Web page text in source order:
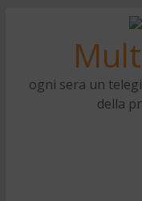
ogni sera un
della